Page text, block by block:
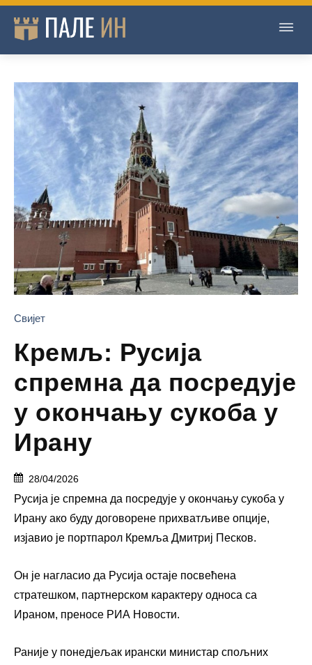
Свијет
Кремљ: Русија
спремна да посредује
у окончању сукоба у
Ирану
28/04/2026
Русија је спремна да посредује у окончању сукоба у
Ирану ако буду договорене прихватљиве опције,
изјавио је портпарол Кремља Дмитриј Песков.
Он је нагласио да Русија остаје посвећена
стратешком, партнерском карактеру односа са
Ираном, преносе РИА Новости.
Раније у понедјељак ирански министар спољних